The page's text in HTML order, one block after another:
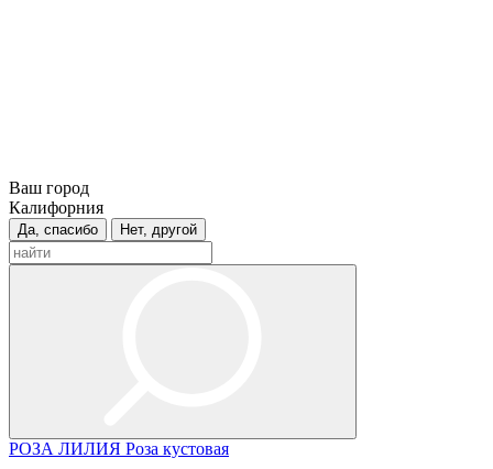
Ваш город
Калифорния
Да, спасибо Нет, другой
РОЗА ЛИЛИЯ Роза кустовая